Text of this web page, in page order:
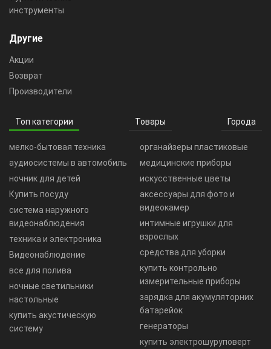
инструменты
Другие
Акции
Возврат
Производители
Топ категории Товары Города
мелко-бытовая техника
аудиосистемы в автомобиль
ночник для детей
Купить посуду
система наружного
видеонаблюдения
техника и электроника
Видеонаблюдение
все для полива
ночные светильники
настольные
купить акустическую
систему
органайзеры пластиковые
медицинские приборы
искусственные цветы
аксессуары для фото и
видеокамер
интимные игрушки для
взрослых
средства для уборки
купить контрольно
измерительные приборы
зарядка для акумуляторних
батарейок
генераторы
купить электрошуруповерт